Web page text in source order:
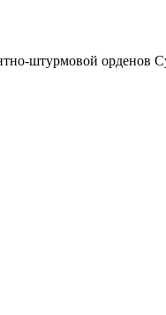
штурмовой орденов